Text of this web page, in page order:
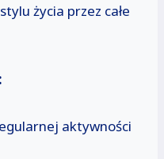
życia przez całe
aktywności